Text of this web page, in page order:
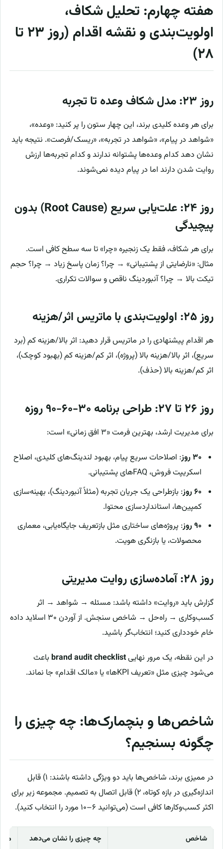
هفته چهارم: تحلیل شکاف،
اولویت‌بندی و نقشه اقدام (روز ۲۳ تا
۲۸)
روز ۲۳: مدل شکاف وعده تا تجربه
برای هر وعده کلیدی برند، این چهار ستون را پر کنید: «وعده»،
«شواهد در پیام»، «شواهد در تجربه»، «ریسک/فرصت». نتیجه باید
نشان دهد کدام وعده‌ها پشتوانه ندارند و کدام تجربه‌ها ارزش
روایت شدن دارند اما در پیام دیده نمی‌شوند.
روز ۲۴: علت‌یابی سریع (Root Cause) بدون
پیچیدگی
برای هر شکاف، فقط یک زنجیره «چرا» تا سه سطح کافی است.
مثال: «نارضایتی از پشتیبانی» → چرا؟ زمان پاسخ زیاد → چرا؟ حجم
تیکت بالا → چرا؟ آنبوردینگ ناقص و سوالات تکراری.
روز ۲۵: اولویت‌بندی با ماتریس اثر/هزینه
هر اقدام پیشنهادی را در ماتریس قرار دهید: اثر بالا/هزینه کم (برد
سریع)، اثر بالا/هزینه بالا (پروژه)، اثر کم/هزینه کم (بهبود کوچک)،
اثر کم/هزینه بالا (حذف).
روز ۲۶ تا ۲۷: طراحی برنامه ۳۰-۶۰-۹۰ روزه
برای مدیریت ارشد، بهترین فرمت «۳ افق زمانی» است:
۳۰ روز
: اصلاحات سریع پیام، بهبود لندینگ‌های کلیدی، اصلاح
اسکریپت فروش، FAQهای پشتیبانی.
۶۰ روز
: بازطراحی یک جریان تجربه (مثلاً آنبوردینگ)، بهینه‌سازی
کمپین‌ها، استانداردسازی محتوا.
۹۰ روز
: پروژه‌های ساختاری مثل بازتعریف جایگاه‌یابی، معماری
محصولات، یا بازنگری هویت.
روز ۲۸: آماده‌سازی روایت مدیریتی
گزارش باید «روایت» داشته باشد: مسئله → شواهد → اثر
کسب‌وکاری → راه‌حل → شاخص سنجش. از آوردن ۳۰ اسلاید داده
خام خودداری کنید؛ انتخاب‌گر باشید.
در این نقطه، یک مرور نهاییbrand audit checklist باعث
می‌شود چیزی مثل «تعریف KPIها» یا «مالک اقدام» جا نماند.
شاخص‌ها و بنچمارک‌ها: چه چیزی را
چگونه بسنجیم؟
در ممیزی برند، شاخص‌ها باید دو ویژگی داشته باشند: ۱) قابل
اندازه‌گیری در بازه کوتاه، ۲) قابل اتصال به تصمیم. مجموعه زیر برای
اکثر کسب‌وکارها کافی است (می‌توانید ۶–۱۰ مورد را انتخاب کنید).
شاخص چه چیزی را نشان می‌دهد